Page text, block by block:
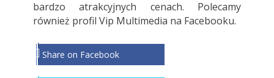
bardzo atrakcyjnych cenach. Polecamy
również profil Vip Multimedia na Facebooku.
Share on Facebook